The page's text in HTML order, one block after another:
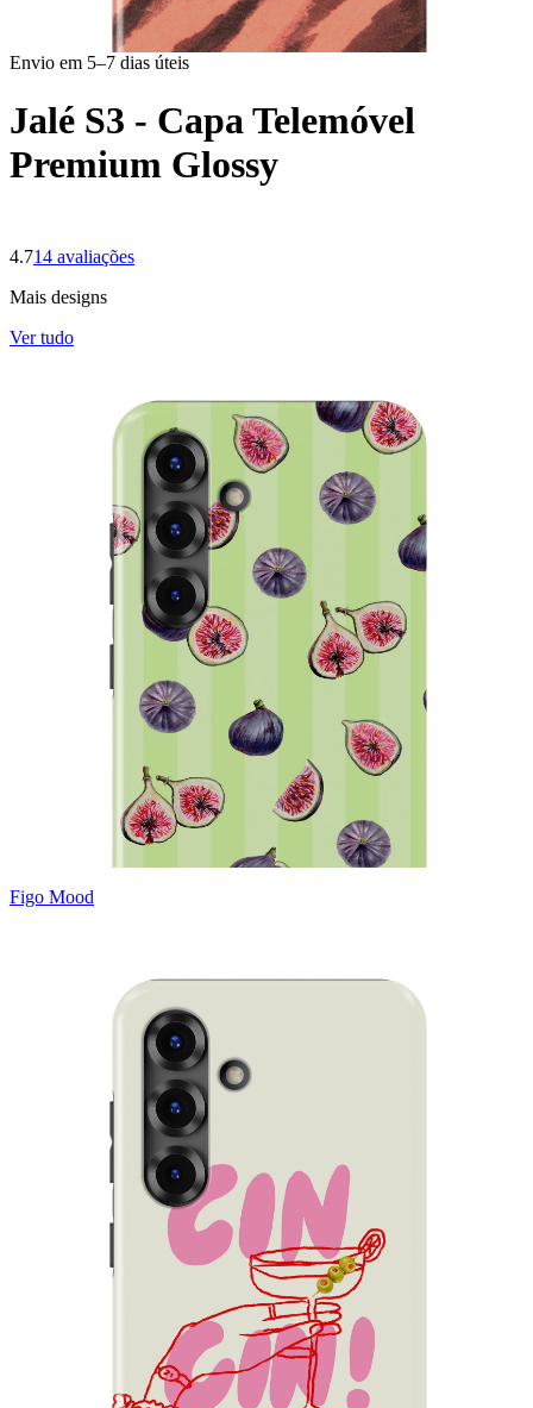
Envio em 5–7 dias úteis
Jalé S3 - Capa Telemóvel
Premium Glossy
4.714 avaliações
Mais designs
Ver tudo
Figo Mood